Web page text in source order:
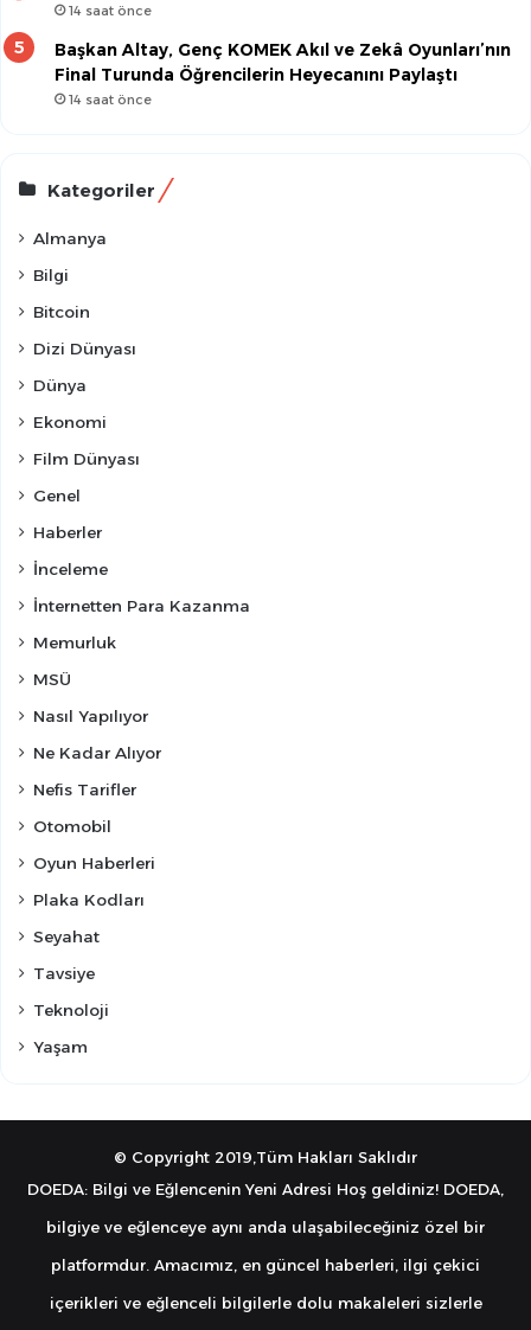
14 saat önce
Başkan Altay, Genç KOMEK Akıl ve Zekâ Oyunları’nın
Final Turunda Öğrencilerin Heyecanını Paylaştı
14 saat önce
Kategoriler
Almanya
Bilgi
Bitcoin
Dizi Dünyası
Dünya
Ekonomi
Film Dünyası
Genel
Haberler
İnceleme
İnternetten Para Kazanma
Memurluk
MSÜ
Nasıl Yapılıyor
Ne Kadar Alıyor
Nefis Tarifler
Otomobil
Oyun Haberleri
Plaka Kodları
Seyahat
Tavsiye
Teknoloji
Yaşam
© Copyright 2019,Tüm Hakları Saklıdır
DOEDA: Bilgi ve Eğlencenin Yeni Adresi Hoş geldiniz! DOEDA,
bilgiye ve eğlenceye aynı anda ulaşabileceğiniz özel bir
platformdur. Amacımız, en güncel haberleri, ilgi çekici
içerikleri ve eğlenceli bilgilerle dolu makaleleri sizlerle